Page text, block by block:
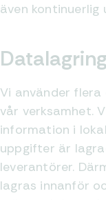
även
Vi använder
vår verksamhet.
information i
uppgifter är
leverantörer.
lagras innanför